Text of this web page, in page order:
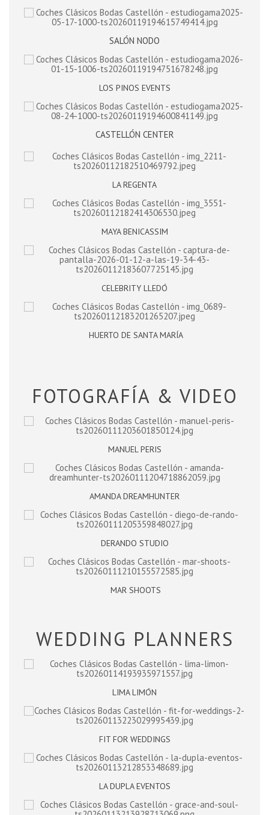
SALÓN NODO
LOS PINOS EVENTS
CASTELLÓN CENTER
LA REGENTA
MAYA BENICASSIM
CELEBRITY LLEDÓ
HUERTO DE SANTA MARÍA
FOTOGRAFÍA & VIDEO
MANUEL PERIS
AMANDA DREAMHUNTER
DERANDO STUDIO
MAR SHOOTS
WEDDING PLANNERS
LIMA LIMÓN
FIT FOR WEDDINGS
LA DUPLA EVENTOS